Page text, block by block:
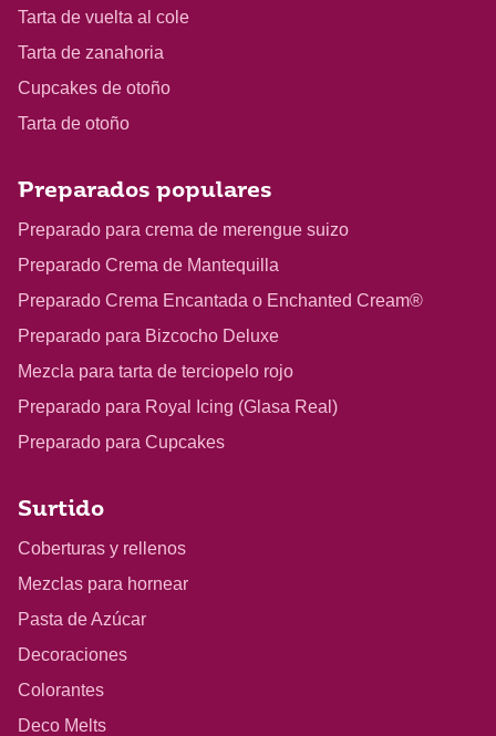
Tarta de vuelta al cole
Tarta de zanahoria
Cupcakes de otoño
Tarta de otoño
Preparados populares
Preparado para crema de merengue suizo
Preparado Crema de Mantequilla
Preparado Crema Encantada o Enchanted Cream®
Preparado para Bizcocho Deluxe
Mezcla para tarta de terciopelo rojo
Preparado para Royal Icing (Glasa Real)
Preparado para Cupcakes
Surtido
Coberturas y rellenos
Mezclas para hornear
Pasta de Azúcar
Decoraciones
Colorantes
Deco Melts